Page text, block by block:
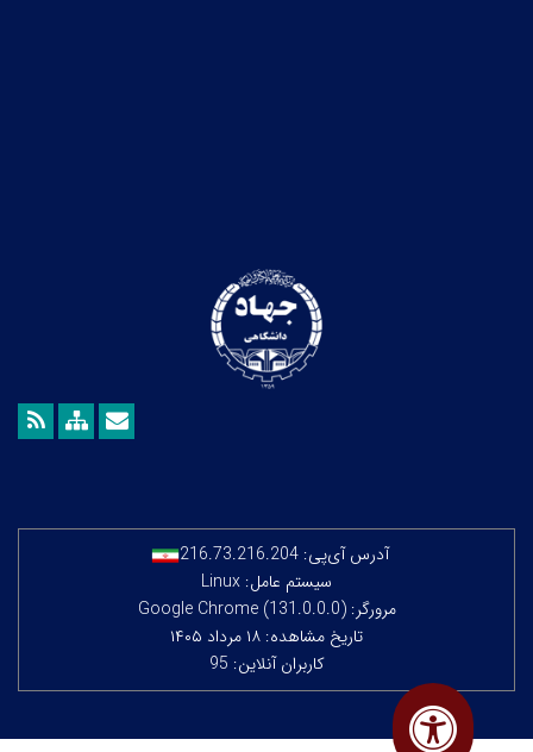
آدرس آی‌پی: 216.73.216.204
سیستم عامل: Linux
مرورگر: Google Chrome (131.0.0.0)
تاریخ مشاهده: ۱۸ مرداد ۱۴۰۵
کاربران آنلاین: 95